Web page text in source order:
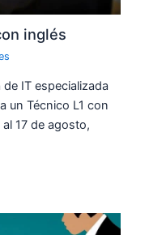
inglés
IT especializada
un Técnico L1 con
17 de agosto,